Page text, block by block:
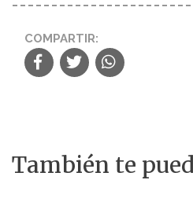
COMPARTIR:
También te